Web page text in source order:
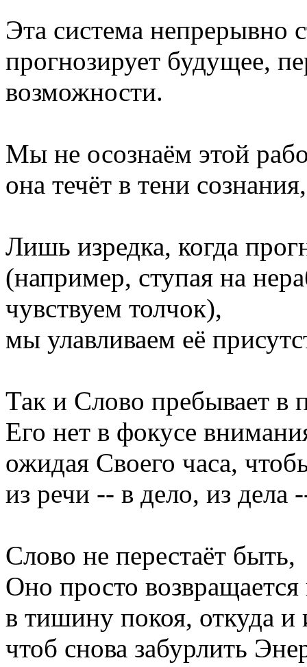
Эта система непрерывно
прогнозирует будущее,
возможности.
Мы не осознаём этой
она течёт в тени
Лишь изредка, когда
(например, ступая на
чувствуем толчок),
мы улавливаем её
Так и Слово пребывает в
Его нет в фокусе
ожидая Своего часа,
из речи -- в дело, из дела
Слово не перестаёт быть,
Оно просто возвращается
в тишину покоя, откуда и
чтоб снова забурлить